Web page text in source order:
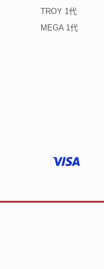
TROY 1代
MEGA 1代